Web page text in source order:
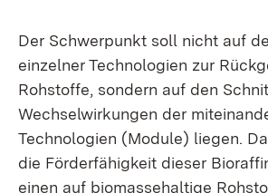
Der Schwerpunkt soll nicht auf
einzelner Technologien zur
Rohstoffe, sondern auf den
Wechselwirkungen der
Technologien (Module) liegen.
die Förderfähigkeit dieser
einen auf biomassehaltige